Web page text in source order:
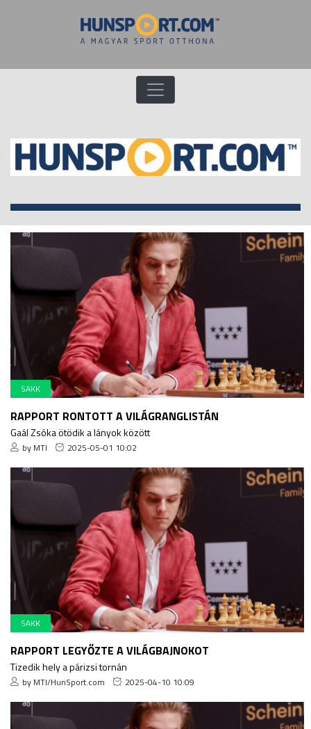
SAKK
RAPPORT RONTOTT A VILÁGRANGLISTÁN
Gaál Zsóka ötödik a lányok között
by MTI 2025-05-01 10:02
SAKK
RAPPORT LEGYŐZTE A VILÁGBAJNOKOT
Tizedik hely a párizsi tornán
by MTI/HunSport.com 2025-04-10 10:09